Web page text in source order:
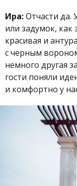
Ира:Отчасти да.
или задумок, как
красивая и
с черным
немного другая
гости поняли
и комфортно у